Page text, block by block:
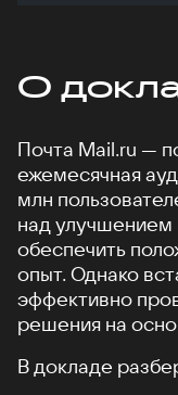
О
Почта Mail.ru —
ежемесячная
млн
над улучшением
обеспечить
опыт. Однако
эффективно
решения на
В докладе